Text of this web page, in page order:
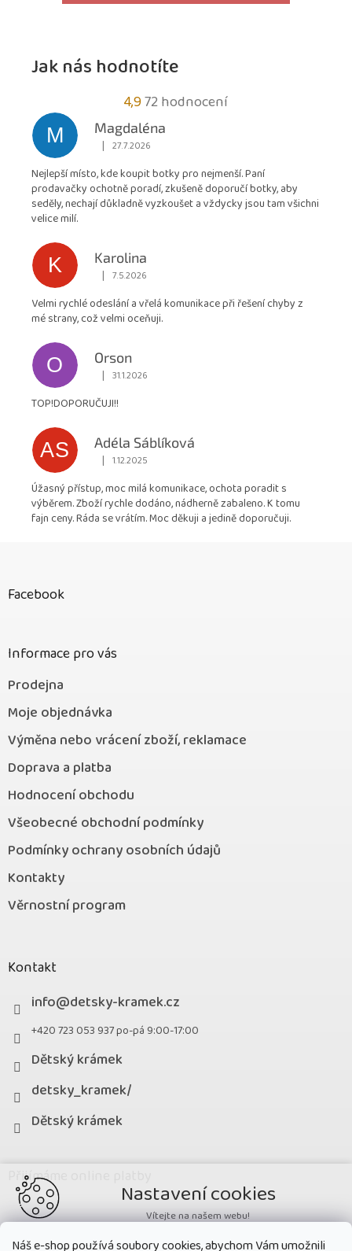
Náš e-shop používá soubory cookies, abychom Vám umožnili
Jak nás hodnotíte
4,9Průměrné
hodnocení
obchodu
4,9
z
72 hodnocení
M
Magdaléna
Hodnocení obchodu je 5 z 5 hvězdiček.
| 27.7.2026
Nejlepší místo, kde koupit botky pro nejmenší. Paní
prodavačky ochotně poradí, zkušeně doporučí botky, aby
seděly, nechají důkladně vyzkoušet a vždycky jsou tam všichni
velice milí.
K
Karolina
Hodnocení obchodu je 5 z 5 hvězdiček.
| 7.5.2026
Velmi rychlé odeslání a vřelá komunikace při řešení chyby z
mé strany, což velmi oceňuji.
O
Orson
Hodnocení obchodu je 5 z 5 hvězdiček.
| 31.1.2026
TOP!DOPORUČUJI!!
AS
Adéla Sáblíková
Hodnocení obchodu je 5 z 5 hvězdiček.
| 1.12.2025
Úžasný přístup, moc milá komunikace, ochota poradit s
výběrem. Zboží rychle dodáno, nádherně zabaleno. K tomu
fajn ceny. Ráda se vrátím. Moc děkuji a jedině doporučuji.
Facebook
Informace pro vás
Prodejna
Moje objednávka
Výměna nebo vrácení zboží, reklamace
Doprava a platba
Hodnocení obchodu
Všeobecné obchodní podmínky
Podmínky ochrany osobních údajů
Kontakty
Věrnostní program
Kontakt
info@detsky-kramek.cz
+420 723 053 937 po-pá 9:00-17:00
Dětský krámek
detsky_kramek/
Dětský krámek
Přijímáme online platby
Nastavení cookies
Vítejte na našem webu!
Potřebujeme nastavit cookies a související technologie, aby